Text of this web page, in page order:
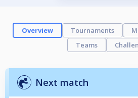
Overview Tournaments
Teams
Next match